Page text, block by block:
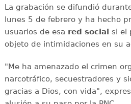
La grabación se difundió
lunes 5 de febrero y ha hecho
usuarios de esa red social si el
objeto de intimidaciones en su
"Me ha amenazado el crimen
narcotráfico, secuestradores y
gracias a Dios, con vida",